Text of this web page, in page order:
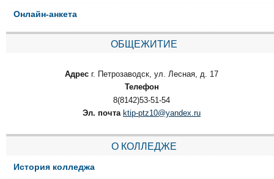
Онлайн-анкета
ОБЩЕЖИТИЕ
Адрес г. Петрозаводск, ул. Лесная, д. 17
Телефон
8(8142)53-51-54
Эл. почта ktip-ptz10@yandex.ru
О КОЛЛЕДЖЕ
История колледжа